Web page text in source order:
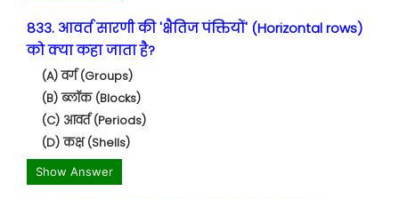
833. आवर्त सारणी की 'क्षैतिज पंक्तियों' (Horizontal rows)
को क्या कहा जाता है?
(A) वर्ग (Groups)
(B) ब्लॉक (Blocks)
(C) आवर्त (Periods)
(D) कक्ष (Shells)
Show Answer